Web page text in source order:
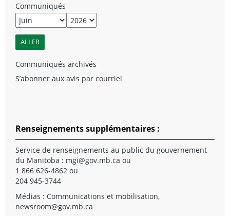
Communiqués
Communiqués archivés
S’abonner aux avis par courriel
Renseignements supplémentaires :
Service de renseignements au public du gouvernement
du Manitoba : mgi@gov.mb.ca ou
1 866 626-4862 ou
204 945-3744
Médias : Communications et mobilisation,
newsroom@gov.mb.ca